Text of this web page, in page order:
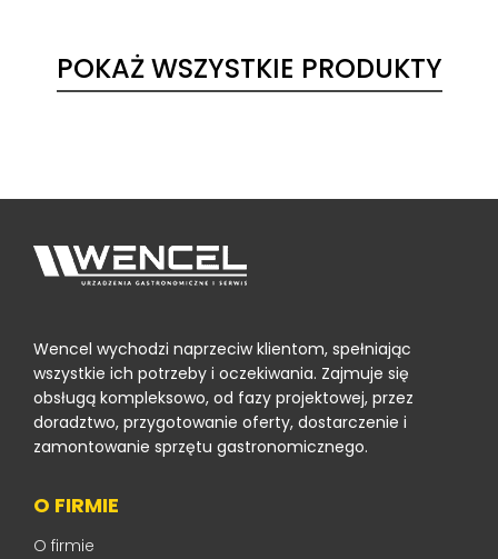
POKAŻ WSZYSTKIE PRODUKTY
Wencel wychodzi naprzeciw klientom, spełniając
wszystkie ich potrzeby i oczekiwania. Zajmuje się
obsługą kompleksowo, od fazy projektowej, przez
doradztwo, przygotowanie oferty, dostarczenie i
zamontowanie sprzętu gastronomicznego.
O FIRMIE
O firmie